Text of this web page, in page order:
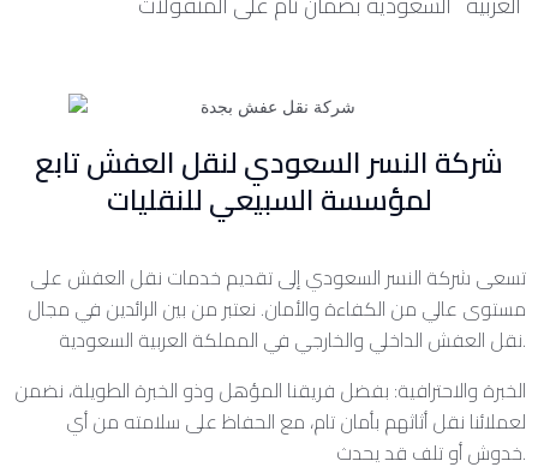
شركة النسر السعودي لنقل العفش تابع
لمؤسسة السبيعي للنقليات
تسعى شركة النسر السعودي إلى تقديم خدمات نقل العفش على
مستوى عالي من الكفاءة والأمان. نعتبر من بين الرائدين في مجال
نقل العفش الداخلي والخارجي في المملكة العربية السعودية.
الخبرة والاحترافية: بفضل فريقنا المؤهل وذو الخبرة الطويلة، نضمن
لعملائنا نقل أثاثهم بأمان تام، مع الحفاظ على سلامته من أي
خدوش أو تلف قد يحدث.